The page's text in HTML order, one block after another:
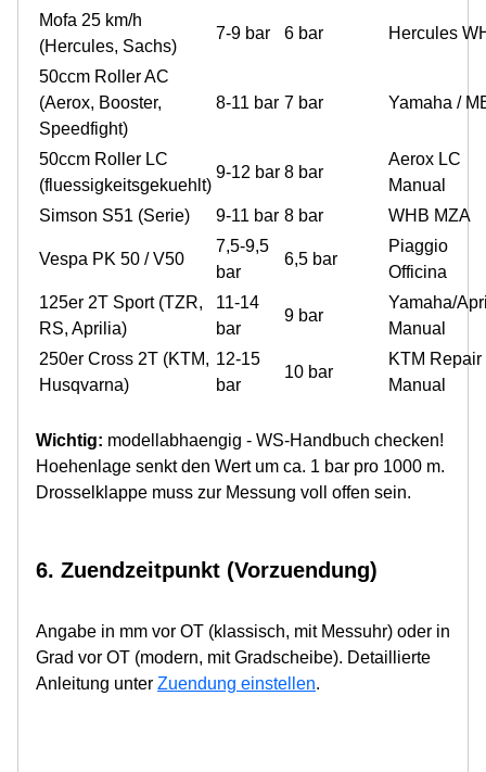
Mofa 25 km/h
(Hercules, Sachs)
7-9 bar 6 bar Hercules
50ccm Roller AC
(Aerox, Booster,
Speedfight)
8-11 bar 7 bar Yamaha /
50ccm Roller LC
(fluessigkeitsgekuehlt)
9-12 bar 8 bar
Aerox LC
Manual
Simson S51 (Serie)
9-11 bar 8 bar WHB MZA
Vespa PK 50 / V50
7,5-9,5
bar
6,5 bar
Piaggio
Officina
125er 2T Sport (TZR,
RS, Aprilia)
11-14
bar
9 bar
Yamaha/
Manual
250er Cross 2T (KTM,
Husqvarna)
12-15
bar
10 bar
KTM Repair
Manual
Wichtig: modellabhaengig - WS-Handbuch checken!
Hoehenlage senkt den Wert um ca. 1 bar pro 1000 m.
Drosselklappe muss zur Messung voll offen sein.
6. Zuendzeitpunkt (Vorzuendung)
Angabe in mm vor OT (klassisch, mit Messuhr) oder in
Grad vor OT (modern, mit Gradscheibe). Detaillierte
Anleitung unter Zuendung einstellen.